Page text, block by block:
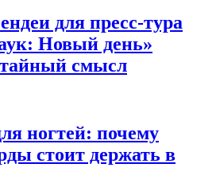
для пресс-тура
Новый день»
тайный смысл
ногтей: почему
стоит держать в